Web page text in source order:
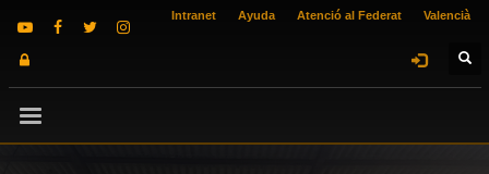
Intranet Ayuda Atenció al Federat Valencià